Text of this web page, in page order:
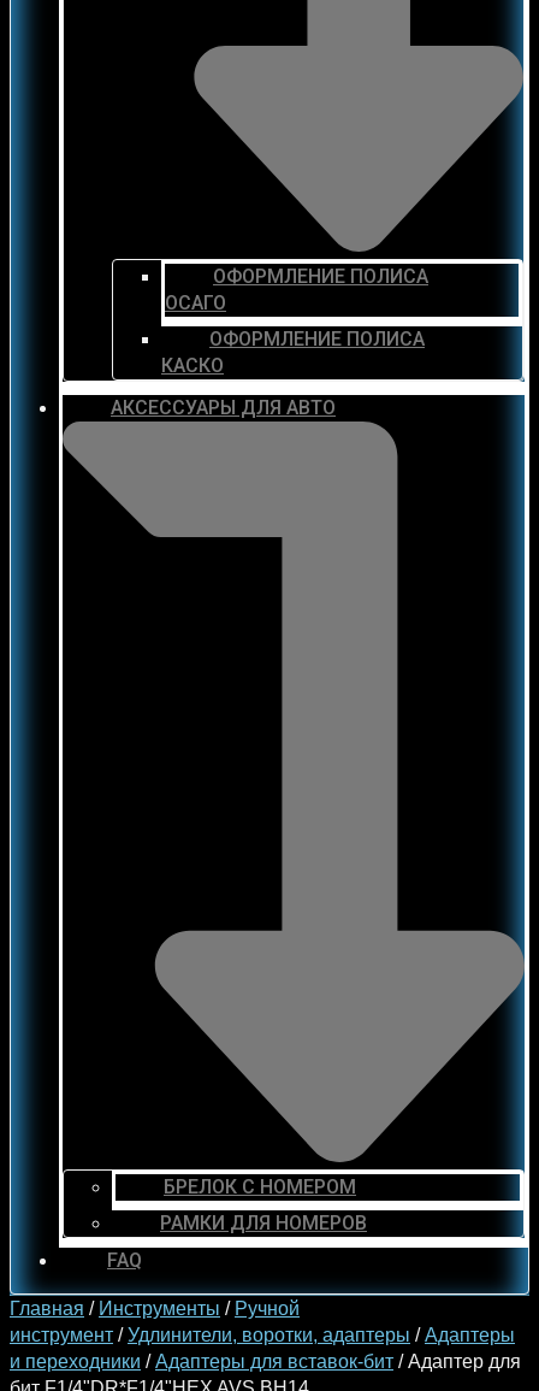
ОФОРМЛЕНИЕ ПОЛИСА
ОСАГО
ОФОРМЛЕНИЕ ПОЛИСА
КАСКО
АКСЕССУАРЫ ДЛЯ АВТО
БРЕЛОК С НОМЕРОМ
РАМКИ ДЛЯ НОМЕРОВ
FAQ
Главная / Инструменты / Ручной
инструмент /Удлинители, воротки, адаптеры /Адаптеры
и переходники /Адаптеры для вставок-бит / Адаптер для